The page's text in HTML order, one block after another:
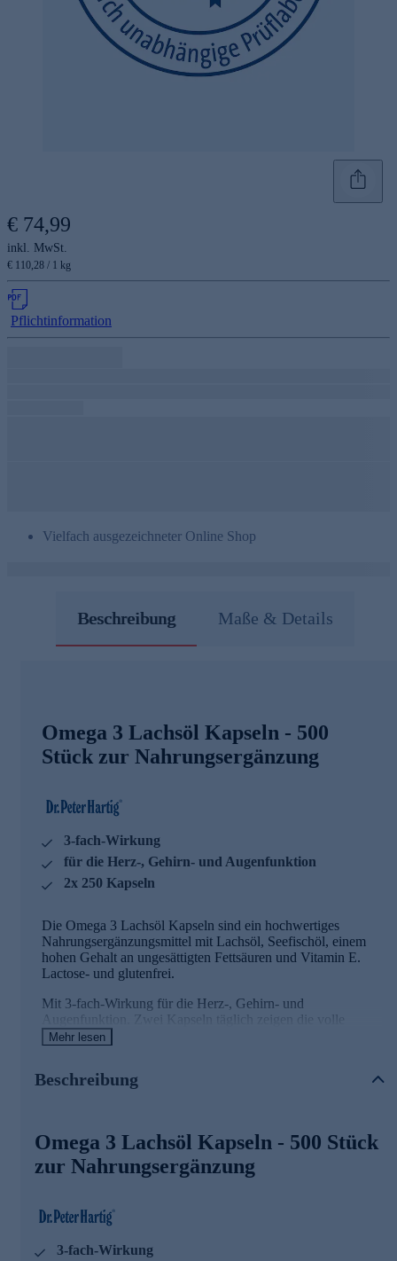
€ 74,99
inkl. MwSt.
€ 110,28 / 1 kg
Pflichtinformation
Vielfach ausgezeichneter Online Shop
Beschreibung Maße & Details
Omega 3 Lachsöl Kapseln - 500
Stück zur Nahrungsergänzung
3-fach-Wirkung
für die Herz-, Gehirn- und Augenfunktion
2x 250 Kapseln
Die Omega 3 Lachsöl Kapseln sind ein hochwertiges
Nahrungsergänzungsmittel mit Lachsöl, Seefischöl, einem
hohen Gehalt an ungesättigten Fettsäuren und Vitamin E.
Lactose- und glutenfrei.
Mit 3-fach-Wirkung für die Herz-, Gehirn- und
Augenfunktion. Zwei Kapseln täglich zeigen die volle
Wirkung. Mit einem hohen Anteil an Omega 3 Fettsäuren,
Sie erhalten Ihre Lachsöl Kapseln hier als praktisches 2er
Omega 3 Lachsöl Kapseln mit wertvollen
EPA und DHA tragen zu einer normalen Herzfunktion
Mehr lesen
Beschreibung
Omega 3 Lachsöl Kapseln - 500 Stück
zur Nahrungsergänzung
3-fach-Wirkung